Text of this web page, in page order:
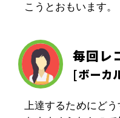
こうとおもいます。
毎回レ
[ボーカ
上達するためにど